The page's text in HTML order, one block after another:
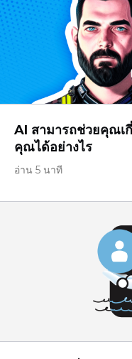
AI สามารถช่วยคุณเ
คุณได้อย่างไร
อ่าน 5 นาที